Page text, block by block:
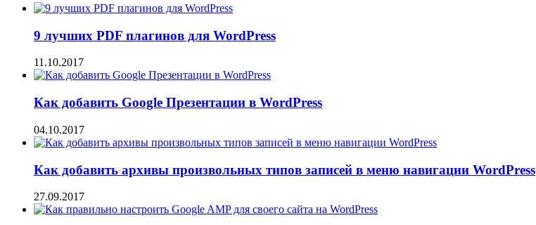
9 лучших PDF плагинов для WordPress
11.10.2017
Как добавить Google Презентации в WordPress
04.10.2017
Как добавить архивы произвольных типов записей в меню навигации WordPress
27.09.2017